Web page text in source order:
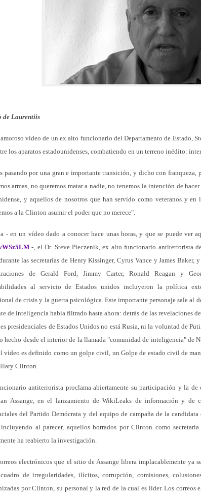
de Laurentiis
vídeo de un ex alto funcionario del Departamento de Estado,
los aparatos estadounidenses, combatiendo en un terreno inédito:
pasando por una gran e importante transición, y dicho con franqueza,
armas, no queremos matar a nadie, no tenemos la intención de
y aquellos de nosotros que han servido como veteranos y
a la Clinton asumir el poder que no merece".
- en un vídeo dado a conocer hace unas horas, y que se puede ver
-, el Dr. Steve Pieczenik, ex alto funcionario antiterrorista
las secretarías de Henry Kissinger, Cyrus Vance y James Baker,
de Gerald Ford, Jimmy Carter, Ronald Reagan y
al servicio de Estados unidos incluyeron la política
de crisis y la guerra psicológica. Este importante personaje sale al
de inteligencia había filtrado hasta ahora: detrás de las revelaciones
presidenciales de Estados Unidos no está Rusia, ni la voluntad de
hecho desde el interior de la llamada "comunidad de inteligencia" de
vídeo es definido como un golpe civil, un Golpe de estado civil de
Clinton.
antiterrorista proclama abiertamente su participación y la de
Assange, en el lanzamiento de WikiLeaks de información y de
del Partido Demócrata y del equipo de campaña de la candidata
al parecer, aquellos borrados por Clinton como
ha reabierto la investigación.
electrónicos que el sitio de Assange libera implacablemente ya
de irregularidades, ilícitos, corrupción, comisiones,
por Clinton, su personal y la red de la cual es líder. Los correos